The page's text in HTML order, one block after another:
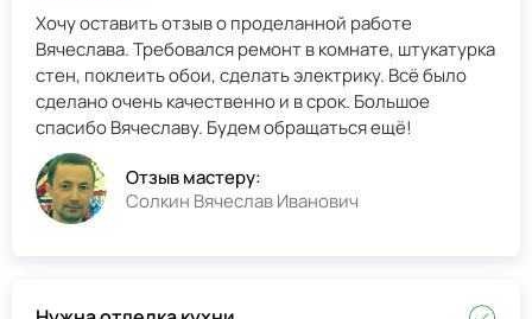
Хочу оставить отзыв о проделанной работе
Вячеслава. Требовался ремонт в комнате, штукатурка
стен, поклеить обои, сделать электрику. Всё было
сделано очень качественно и в срок. Большое
спасибо Вячеславу. Будем обращаться ещё!
Отзыв мастеру:
Солкин Вячеслав Иванович